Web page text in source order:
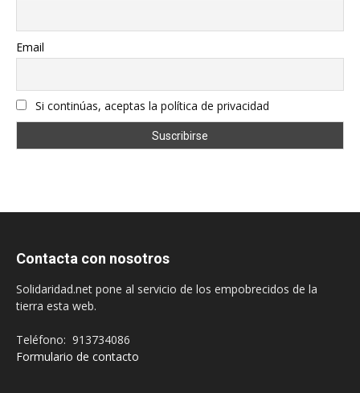
Email
Si continúas, aceptas la política de privacidad
Contacta con nosotros
Solidaridad.net pone al servicio de los empobrecidos de la
tierra esta web.
Teléfono: 913734086
Formulario de contacto